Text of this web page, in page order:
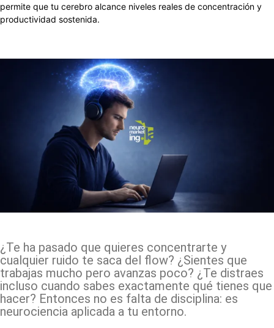
permite que tu cerebro alcance niveles reales de concentración y
productividad sostenida.
¿Te ha pasado que quieres concentrarte y
cualquier ruido te saca del flow? ¿Sientes que
trabajas mucho pero avanzas poco? ¿Te distraes
incluso cuando sabes exactamente qué tienes que
hacer? Entonces no es falta de disciplina: es
neurociencia aplicada a tu entorno.